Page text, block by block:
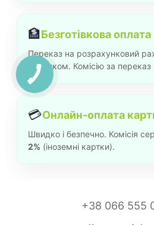
🏦Безготівкова
Переказ на розрахунковий
рахунком. Комісію за переказ
💳Онлайн-оплата
Швидко і безпечно. Комісія
2% (іноземні картки).
+38 066 555